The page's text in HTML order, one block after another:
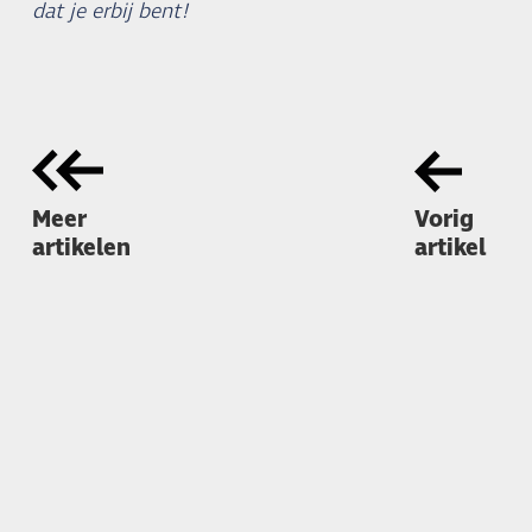
dat je erbij bent!
Meer
artikelen
Vorig
artikel